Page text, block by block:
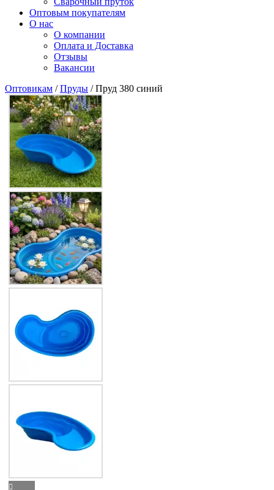
Оптовым покупателям
О нас
О компании
Оплата и Доставка
Отзывы
Вакансии
Оптовикам /Пруды / Пруд 380 синий